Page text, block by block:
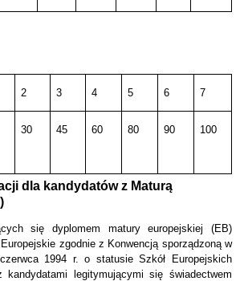
2 3 4 5 6 7
30 45 60 80 90 100
dla kandydatów z Maturą
się dyplomem matury europejskiej (EB)
zgodnie z Konwencją sporządzoną w
1994 r. o statusie Szkół Europejskich
legitymującymi się świadectwem